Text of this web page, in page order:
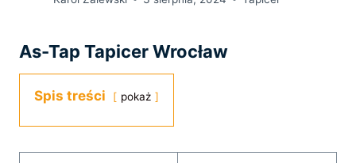
As-Tap Tapicer Wrocław
Spis treści pokaż